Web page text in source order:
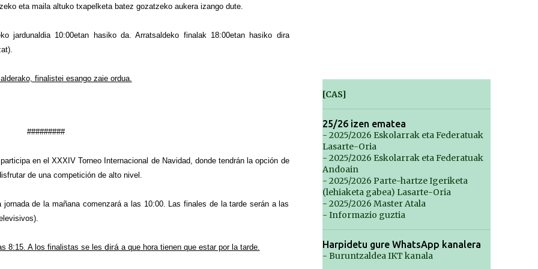
eta maila altuko txapelketa batez gozatzeko aukera izango dute.
jardunaldia 10:00etan hasiko da. Arratsaldeko finalak 18:00etan hasiko dira
finalistei esango zaie ordua.
#########
en el XXXIV Torneo Internacional de Navidad, donde tendrán la opción de
de una competición de alto nivel.
de la mañana comenzará a las 10:00. Las finales de la tarde serán a las
8:15. A los finalistas se les dirá a que hora tienen que estar por la tarde.
[CAS]
25/26 izen ematea
- 2025/2026 Eskolarrak eta Federatuak
Lasarte-Oria
- 2025/2026 Eskolarrak eta Federatuak
Andoain
- 2025/2026 Parte-hartze Igeriketa
(lehiaketa gabea) Lasarte-Oria
- 2025/2026 Master Atala
- Informazio guztia
Harpidetu gure WhatsApp kanalera
- Buruntzaldea IKT kanala